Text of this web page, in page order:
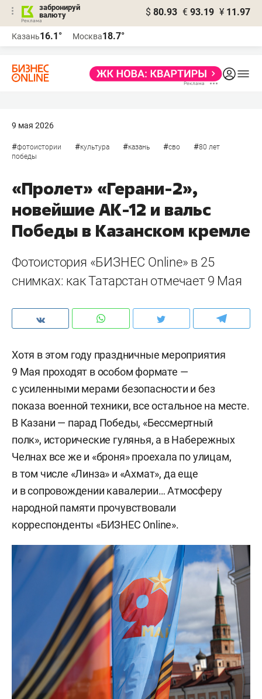
забронируй
валюту
$ 80.93 € 93.19 ¥ 11.97
Казань16.1° Москва18.7°
9 мая 2026
#фотоистории #культура #казань #сво #80 лет
победы
«Пролет» «Герани-2»,
новейшие АК-12 и вальс
Победы в Казанском кремле
Фотоистория «БИЗНЕС Online» в 25
снимках: как Татарстан отмечает 9 Мая
Хотя в этом году праздничные мероприятия
9 Мая проходят в особом формате —
с усиленными мерами безопасности и без
показа военной техники, все остальное на месте.
В Казани — парад Победы, «Бессмертный
полк», исторические гулянья, а в Набережных
Челнах все же и «броня» проехала по улицам,
в том числе «Линза» и «Ахмат», да еще
и в сопровождении кавалерии… Атмосферу
народной памяти прочувствовали
корреспонденты «БИЗНЕС Online».